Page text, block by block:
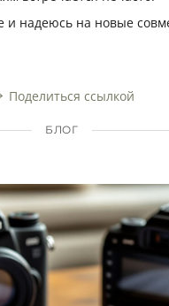
и надеюсь на новые
Поделиться ссылкой
БЛОГ